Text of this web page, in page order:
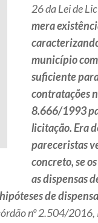
26 da Lei de
mera
município
suficiente
contratações
8.666/1993
licitação. Era
pareceristas
concreto, se
as dispensas
de
nº 2.504/